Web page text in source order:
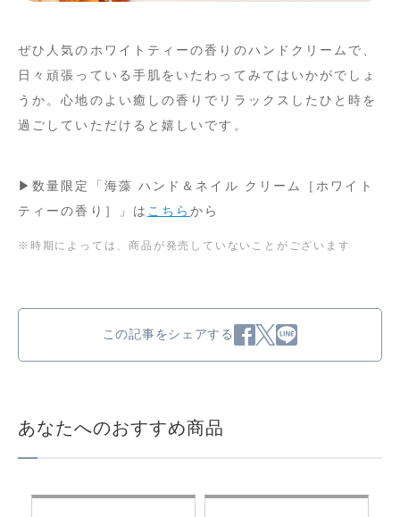
ぜひ人気のホワイトティーの香りのハンドクリームで、
日々頑張っている手肌をいたわってみてはいかがでしょ
うか。心地のよい癒しの香りでリラックスしたひと時を
過ごしていただけると嬉しいです。
▶数量限定「海藻 ハンド＆ネイル クリーム［ホワイト
ティーの香り］」は こちらから
※時期によっては、商品が発売していないことがございます
この記事をシェアする
あなたへのおすすめ商品